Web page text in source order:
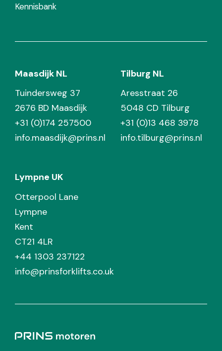
Kennisbank
Maasdijk NL
Tuindersweg 37
2676 BD Maasdijk
+31 (0)174 257500
info.maasdijk@prins.nl
Tilburg NL
Aresstraat 26
5048 CD Tilburg
+31 (0)13 468 3978
info.tilburg@prins.nl
Lympne UK
Otterpool Lane
Lympne
Kent
CT21 4LR
+44 1303 237122
info@prinsforklifts.co.uk